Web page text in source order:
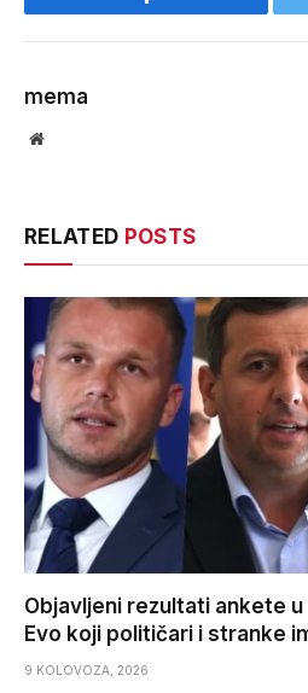
Facebook
mema
Website
RELATED POSTS
Objavljeni rezultati ankete
Evo koji političari i stranke
9 KOLOVOZA, 2026